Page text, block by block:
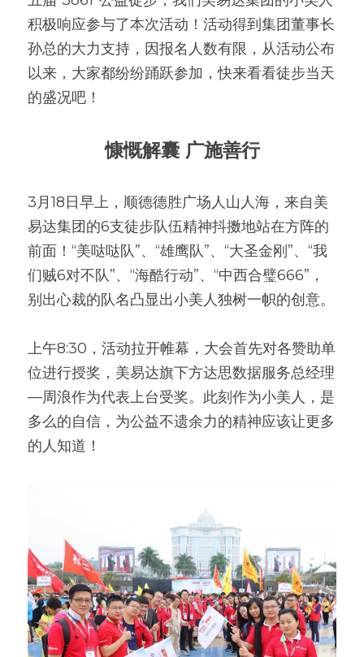
积极响应参与了本次活动！活动得到集团董事长
孙总的大力支持，因报名人数有限，从活动公布
以来，大家都纷纷踊跃参加，快来看看徒步当天
的盛况吧！
慷慨解囊 广施善行
3月18日早上，顺德德胜广场人山人海，来自美
易达集团的6支徒步队伍精神抖擞地站在方阵的
前面！“美哒哒队”、“雄鹰队”、“大圣金刚”、“我
们贼6对不队”、“海酷行动”、“中西合璧666”，
别出心裁的队名凸显出小美人独树一帜的创意。
上午8:30，活动拉开帷幕，大会首先对各赞助单
位进行授奖，美易达旗下方达思数据服务总经理
—周浪作为代表上台受奖。此刻作为小美人，是
多么的自信，为公益不遗余力的精神应该让更多
的人知道！